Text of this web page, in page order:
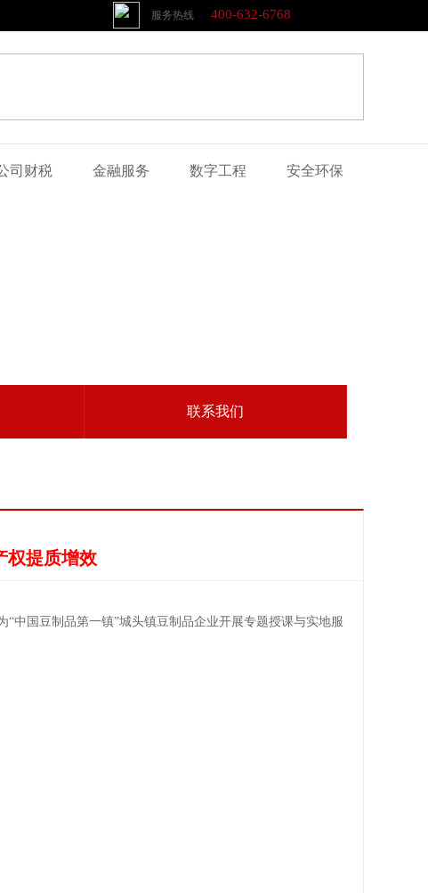
服务热线 400-632-6768
司财税 金融服务 数字工程 安全环保
联系我们
权提质增效
“中国豆制品第一镇”城头镇豆制品企业开展专题授课与实地服